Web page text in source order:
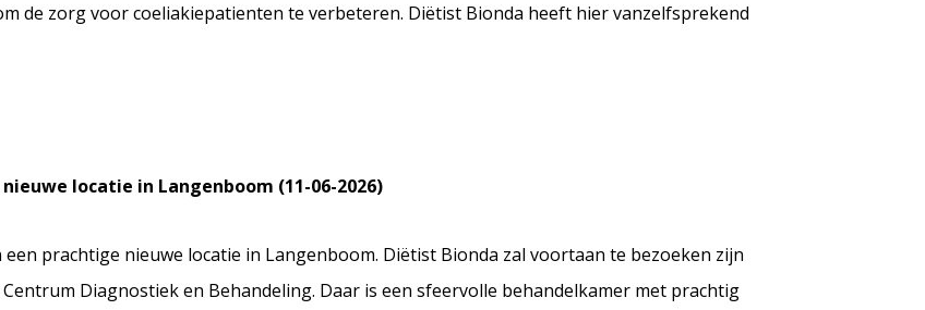
de zorg voor coeliakiepatienten te verbeteren. Diëtist Bionda heeft hier vanzelfsprekend
locatie in Langenboom (11-06-2026)
prachtige nieuwe locatie in Langenboom. Diëtist Bionda zal voortaan te bezoeken zijn
Diagnostiek en Behandeling. Daar is een sfeervolle behandelkamer met prachtig